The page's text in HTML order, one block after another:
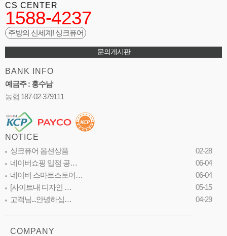
CS CENTER
1588-4237
주방의 신세계! 싱크퓨어
문의게시판
BANK INFO
예금주 : 홍수남
농협 187-02-379111
NOTICE
싱크퓨어 옵션상품
02-28
네이버쇼핑 입점 공…
06-04
네이버 스마트스토어…
06-04
[사이트내 디자인 …
05-15
고객님...안녕하십…
04-29
COMPANY